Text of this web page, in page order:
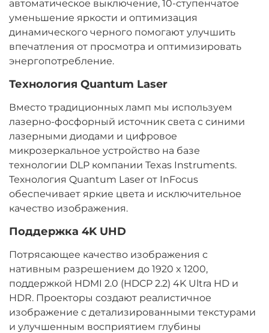
автоматическое выключение, 10-ступенчатое
уменьшение яркости и оптимизация
динамического черного помогают улучшить
впечатления от просмотра и оптимизировать
энергопотребление.
Технология Quantum Laser
Вместо традиционных ламп мы используем
лазерно-фосфорный источник света с синими
лазерными диодами и цифровое
микрозеркальное устройство на базе
технологии DLP компании Texas Instruments.
Технология Quantum Laser от InFocus
обеспечивает яркие цвета и исключительное
качество изображения.
Поддержка 4K UHD
Потрясающее качество изображения с
нативным разрешением до 1920 x 1200,
поддержкой HDMI 2.0 (HDCP 2.2) 4K Ultra HD и
HDR. Проекторы создают реалистичное
изображение с детализированными текстурами
и улучшенным восприятием глубины